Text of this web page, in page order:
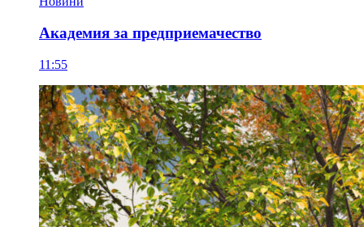
Академия за предприемачество
11:55